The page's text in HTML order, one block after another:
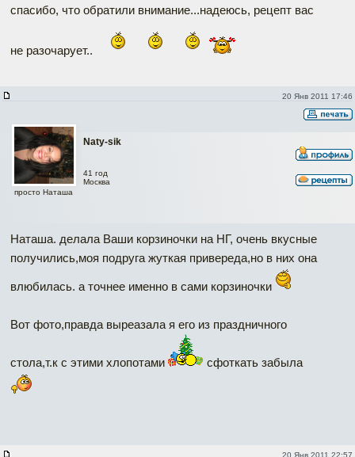
спасибо, что обратили внимание...надеюсь, рецепт вас
не разочарует..
20 Янв 2011 17:46
Naty-sik
просто Наташа
41 год
Москва
Наташа. делала Ваши корзиночки на НГ, очень вкусные
получились,моя подруга жуткая привереда,но в них она
влюбилась. а точнее именно в сами корзиночки
Вот фото,правда выреазала я его из праздничного
стола,т.к с этими хлопотами сфоткать забыла
20 Янв 2011 22:57